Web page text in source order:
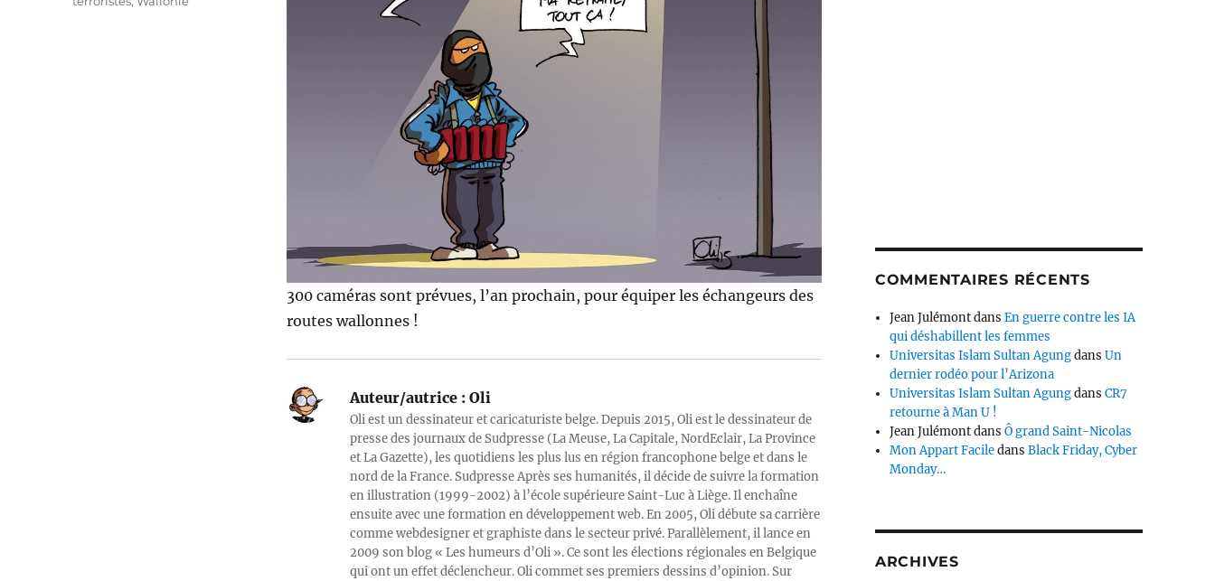
300 caméras sont prévues, l’an prochain, pour équiper les échangeurs des
routes wallonnes !
Auteur/autrice :Oli
Oli est un dessinateur et caricaturiste belge. Depuis 2015, Oli est le dessinateur de
presse des journaux de Sudpresse (La Meuse, La Capitale, NordEclair, La Province
et La Gazette), les quotidiens les plus lus en région francophone belge et dans le
nord de la France. Sudpresse Après ses humanités, il décide de suivre la formation
en illustration (1999-2002) à l’école supérieure Saint-Luc à Liège. Il enchaîne
ensuite avec une formation en développement web. En 2005, Oli débute sa carrière
comme webdesigner et graphiste dans le secteur privé. Parallèlement, il lance en
2009 son blog « Les humeurs d’Oli ». Ce sont les élections régionales en Belgique
qui ont un effet déclencheur. Oli commet ses premiers dessins d’opinion. Sur
COMMENTAIRES RÉCENTS
Jean JulémontdansEn guerre contre les IA
qui déshabillent les femmes
Universitas Islam Sultan AgungdansUn
dernier rodéo pour l’Arizona
Universitas Islam Sultan AgungdansCR7
retourne à Man U !
Jean JulémontdansÔ grand Saint-Nicolas
Mon Appart FaciledansBlack Friday, Cyber
Monday…
ARCHIVES